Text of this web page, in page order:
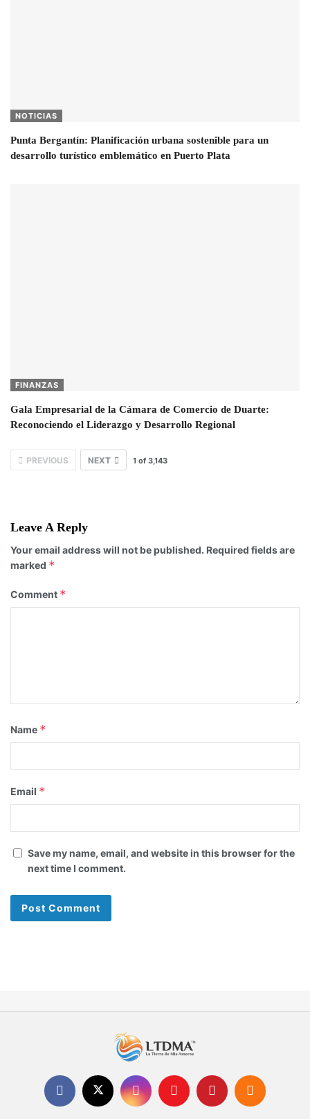
NOTICIAS
Punta Bergantín: Planificación urbana sostenible para un
desarrollo turístico emblemático en Puerto Plata
FINANZAS
Gala Empresarial de la Cámara de Comercio de Duarte:
Reconociendo el Liderazgo y Desarrollo Regional
PREVIOUS NEXT 1 of 3,143
Leave A Reply
Your email address will not be published. Required fields are
marked *
Comment *
Name *
Email *
Save my name, email, and website in this browser for the
next time I comment.